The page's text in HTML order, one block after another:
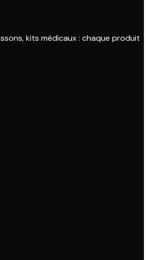
kits médicaux : chaque produit